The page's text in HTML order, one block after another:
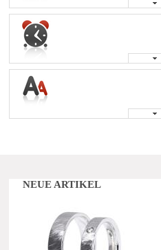
NEUE ARTIKEL